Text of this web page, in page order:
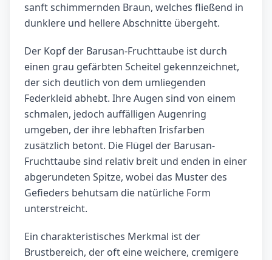
sanft schimmernden Braun, welches fließend in
dunklere und hellere Abschnitte übergeht.
Der Kopf der Barusan-Fruchttaube ist durch
einen grau gefärbten Scheitel gekennzeichnet,
der sich deutlich von dem umliegenden
Federkleid abhebt. Ihre Augen sind von einem
schmalen, jedoch auffälligen Augenring
umgeben, der ihre lebhaften Irisfarben
zusätzlich betont. Die Flügel der Barusan-
Fruchttaube sind relativ breit und enden in einer
abgerundeten Spitze, wobei das Muster des
Gefieders behutsam die natürliche Form
unterstreicht.
Ein charakteristisches Merkmal ist der
Brustbereich, der oft eine weichere, cremigere